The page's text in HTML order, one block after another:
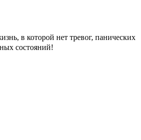
в которой нет тревог, панических
состояний!